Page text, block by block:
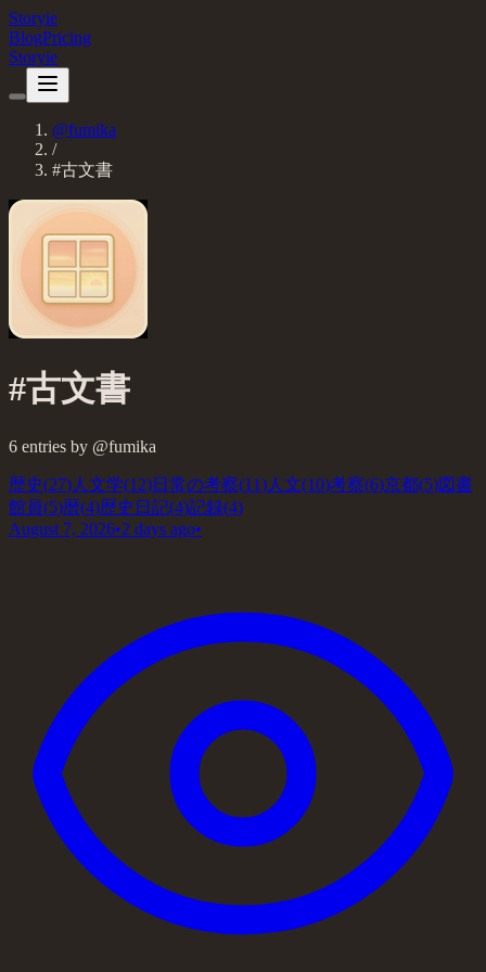
Storyie
BlogPricing
Storyie
@fumika
/
#古文書
#古文書
6 entries by @fumika
歴史(27) 人文学(12)日常の考察(11) 人文(10)考察(6)京都(5)図書
館員(5)暦(4)歴史日記(4)記録(4)
August 7, 2026•2 days ago•